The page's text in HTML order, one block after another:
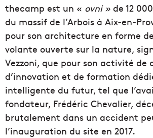
thecamp est un « ovni » de 12
du massif de l’Arbois à Aix-en-
pour son architecture en forme
volante ouverte sur la nature,
Vezzoni, que pour son activité de
d’innovation et de formation
intelligente du futur, tel que
fondateur, Frédéric Chevalier,
brutalement dans un accident
l’inauguration du site en 2017.